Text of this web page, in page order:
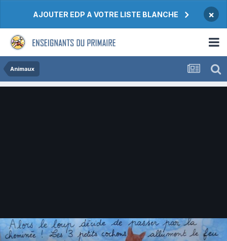
AJOUTER EDP A VOTRE LISTE BLANCHE ×
Animaux